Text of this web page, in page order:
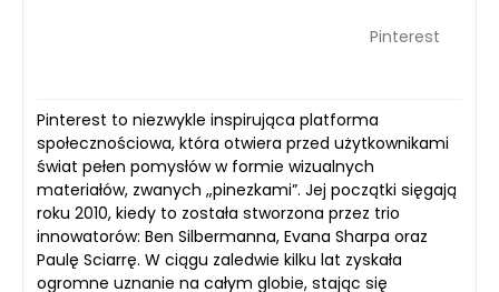
Pinterest
Pinterest to niezwykle inspirująca platforma
społecznościowa, która otwiera przed użytkownikami
świat pełen pomysłów w formie wizualnych
materiałów, zwanych „pinezkami”. Jej początki sięgają
roku 2010, kiedy to została stworzona przez trio
innowatorów: Ben Silbermanna, Evana Sharpa oraz
Paulę Sciarrę. W ciągu zaledwie kilku lat zyskała
ogromne uznanie na całym globie, stając się